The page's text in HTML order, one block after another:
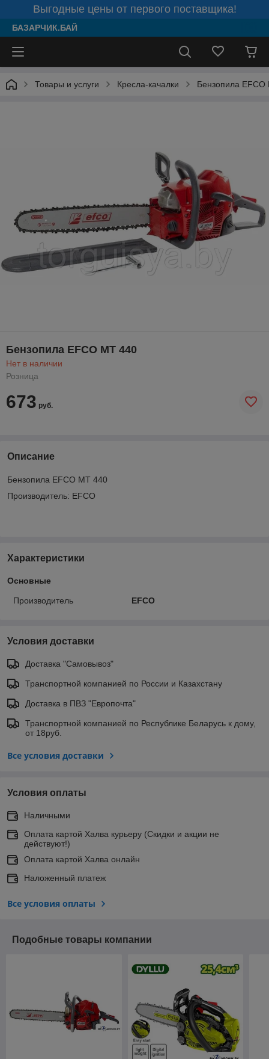
Выгодные цены от первого поставщика!
БАЗАРЧИК.БАЙ
Товары и услуги Кресла-качалки Бензопила EFCO
Бензопила EFCO MT 440
Нет в наличии
Розница
673 руб.
Описание
Бензопила EFCO MT 440
Производитель: EFCO
Характеристики
Основные
Производитель EFCO
Условия доставки
Доставка "Самовывоз"
Транспортной компанией по России и Казахстану
Доставка в ПВЗ "Европочта"
Транспортной компанией по Республике Беларусь к дому,
от 18руб.
Все условия доставки
Условия оплаты
Наличными
Оплата картой Халва курьеру (Скидки и акции не
действуют!)
Оплата картой Халва онлайн
Наложенный платеж
Все условия оплаты
Подобные товары компании